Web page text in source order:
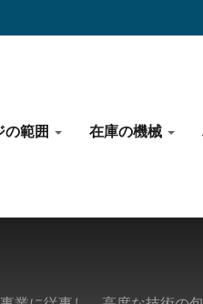
の範囲 在庫の機械